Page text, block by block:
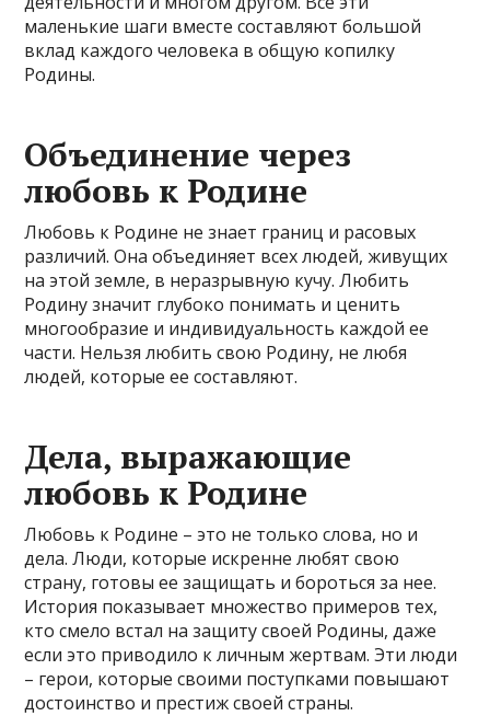
маленькие шаги вместе составляют большой
вклад каждого человека в общую копилку
Родины.
Объединение через
любовь к Родине
Любовь к Родине не знает границ и расовых
различий. Она объединяет всех людей, живущих
на этой земле, в неразрывную кучу. Любить
Родину значит глубоко понимать и ценить
многообразие и индивидуальность каждой ее
части. Нельзя любить свою Родину, не любя
людей, которые ее составляют.
Дела, выражающие
любовь к Родине
Любовь к Родине – это не только слова, но и
дела. Люди, которые искренне любят свою
страну, готовы ее защищать и бороться за нее.
История показывает множество примеров тех,
кто смело встал на защиту своей Родины, даже
если это приводило к личным жертвам. Эти люди
– герои, которые своими поступками повышают
достоинство и престиж своей страны.